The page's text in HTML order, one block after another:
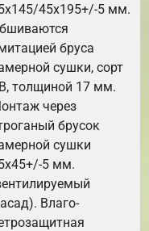
45х195+/-5 мм.
бруса
сушки, сорт
толщиной 17 мм.
через
брусок
сушки
5 мм.
Влаго-